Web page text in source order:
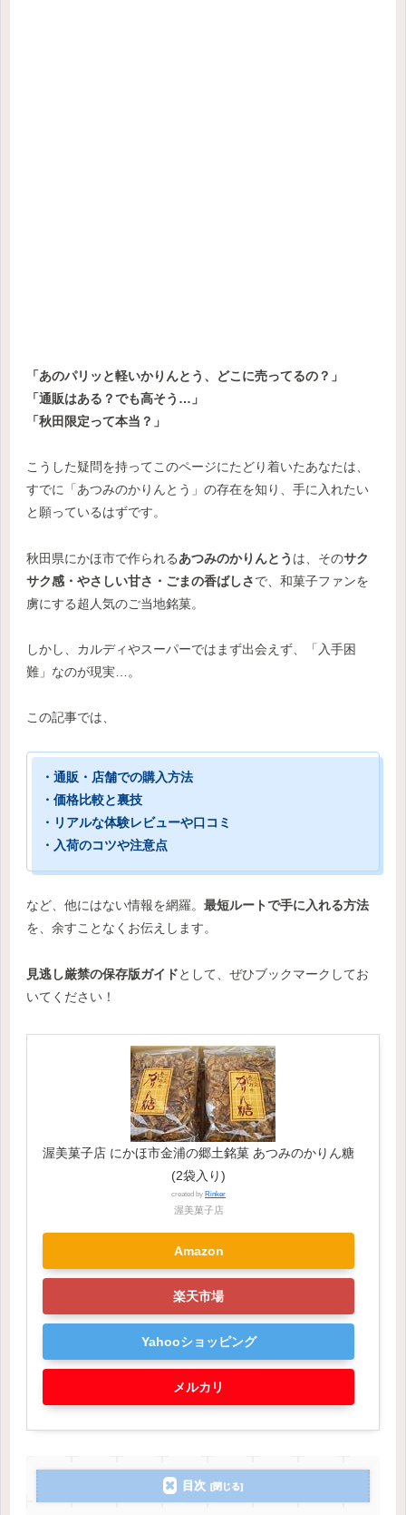
「あのパリッと軽いかりんとう、どこに売ってるの？」
「通販はある？でも高そう…」
「秋田限定って本当？」
こうした疑問を持ってこのページにたどり着いたあなたは、
すでに「あつみのかりんとう」の存在を知り、手に入れたい
と願っているはずです。
秋田県にかほ市で作られるあつみのかりんとう は、そのサク
サク感・やさしい甘さ・ごまの香ばしさで、和菓子ファンを
虜にする超人気のご当地銘菓。
しかし、カルディやスーパーではまず出会えず、「入手困
難」なのが現実…。
この記事では、
・通販・店舗での購入方法
・価格比較と裏技
・リアルな体験レビューや口コミ
・入荷のコツや注意点
など、他にはない情報を網羅。 最短ルートで手に入れる方法
を、余すことなくお伝えします。
見逃し厳禁の保存版ガイドとして、ぜひブックマークしてお
いてください！
渥美菓子店 にかほ市金浦の郷土銘菓 あつみのかりん糖
(2袋入り)
created by Rinker
渥美菓子店
Amazon
楽天市場
Yahooショッピング
メルカリ
目次